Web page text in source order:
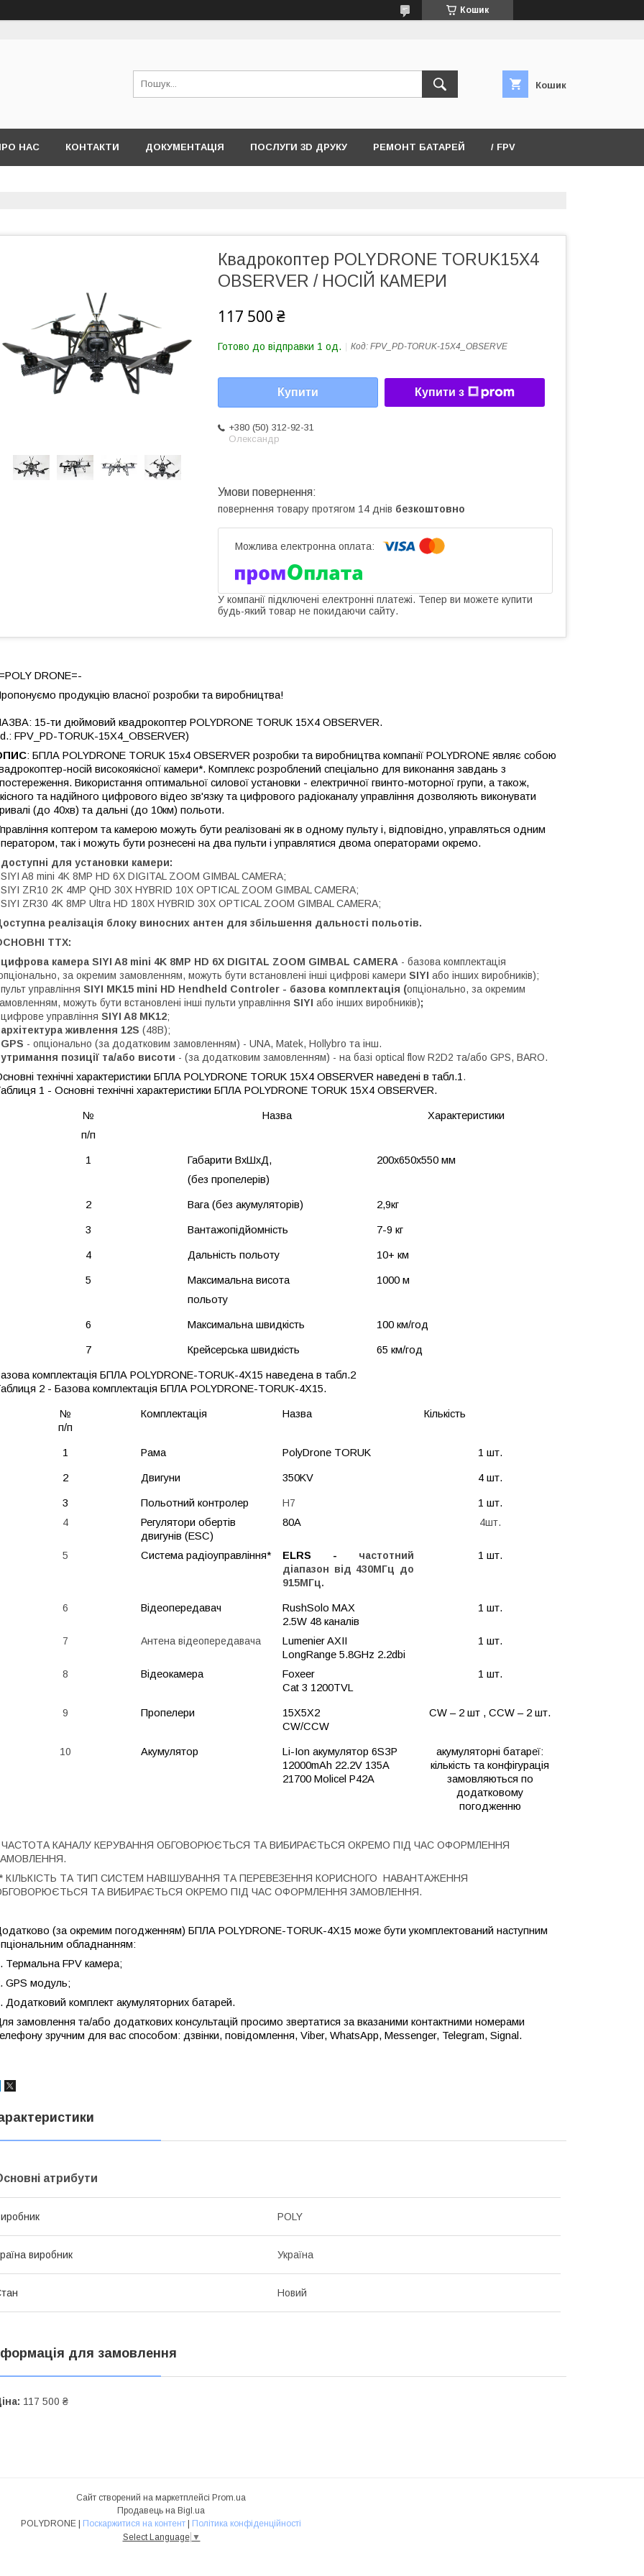
Кошик
Кошик
НАС КОНТАКТИ ДОКУМЕНТАЦІЯ ПОСЛУГИ 3D ДРУКУ РЕМОНТ БАТАРЕЙ / FPV
Квадрокоптер POLYDRONE TORUK15X4
OBSERVER / НОСІЙ КАМЕРИ
117 500 ₴
Готово до відправки 1 од. Код: FPV_PD-TORUK-15X4_OBSERVE
Купити Купити з
+380 (50) 312-92-31
Олександр
повернення товару протягом 14 днів безкоштовно
У компанії підключені електронні платежі. Тепер ви можете купити
будь-який товар не покидаючи сайту.
DRONE=-
продукцію власної розробки та виробництва!
15-ти дюймовий квадрокоптер POLYDRONE TORUK 15X4 OBSERVER.
FPV_PD-TORUK-15X4_OBSERVER)
: БПЛА POLYDRONE TORUK 15x4 OBSERVER розробки та виробництва компанії POLYDRONE являє собою
носій високоякісної камери*. Комплекс розроблений спеціально для виконання завдань з
Використання оптимальної силової установки - електричної гвинто-моторної групи, а також,
та надійного цифрового відео зв'язку та цифрового радіоканалу управління дозволяють виконувати
(до 40хв) та дальні (до 10км) польоти.
коптером та камерою можуть бути реалізовані як в одному пульту і, відповідно, управляться одним
так і можуть бути рознесені на два пульти і управлятися двома операторами окремо.
для установки камери:
A8 mini 4K 8MP HD 6X DIGITAL ZOOM GIMBAL CAMERA;
ZR10 2K 4MP QHD 30X HYBRID 10X OPTICAL ZOOM GIMBAL CAMERA;
ZR30 4K 8MP Ultra HD 180X HYBRID 30X OPTICAL ZOOM GIMBAL CAMERA;
реалізація блоку виносних антен для збільшення дальності польотів.
ТТХ:
цифрова камера SIYI A8 mini 4K 8MP HD 6X DIGITAL ZOOM GIMBAL CAMERA - базова комплектація
за окремим замовленням, можуть бути встановлені інші цифрові камери SIYI або інших виробників);
управління SIYI MK15 mini HD Hendheld Controler - базова комплектація (опціонально, за окремим
можуть бути встановлені інші пульти управління SIYI або інших виробників);
управління SIYI A8 MK12;
архітектура живлення 12S (48В);
GPS - опціонально (за додатковим замовленням) - UNA, Matek, Hollybro та інш.
утримання позиції та/або висоти - (за додатковим замовленням) - на базі optical flow R2D2 та/або GPS, BARO.
технічні характеристики БПЛА POLYDRONE TORUK 15X4 OBSERVER наведені в табл.1 .
1 - Основні технічні характеристики БПЛА POLYDRONE TORUK 15X4 OBSERVER.
№
п/п
Назва Характеристики
1
Габарити ВхШхД,
(без пропелерів)
200х650х550 мм
2 Вага (без акумуляторів) 2,9кг
3 Вантажопідйомність 7-9 кг
4 Дальність польоту 10+ км
5
Максимальна висота
польоту
1000 м
6 Максимальна швидкість 100 км/год
7 Крейсерська швидкість 65 км/год
комплектація БПЛА POLYDRONE-TORUK-4X15 наведена в табл.2
2 - Базова комплектація БПЛА POLYDRONE-TORUK-4X15.
№
п/п
Комплектація Назва Кількість
1 Рама PolyDrone TORUK 1 шт.
2 Двигуни 350KV 4 шт.
3 Польотний контролер H7
1 шт.
4
Регулятори обертів
двигунів (ESC)
80A 4шт.
5 Система радіоуправління* ELRS - частотний
діапазон від 430МГц до
915МГц.
1 шт.
6 Відеопередавач
RushSolo MAX
2.5W 48 каналів
1 шт.
7 Антена відеопередавача
Lumenier AXII
LongRange 5.8GHz 2.2dbi
1 шт.
8 Відеокамера
Foxeer
Cat 3 1200TVL
1 шт.
9 Пропелери
15X5X2
CW/CCW
CW – 2 шт , CCW – 2 шт.
10 Акумулятор
Li-Ion акумулятор 6SЗP
12000mAh 22.2V 135A
21700 Molicel P42A
акумуляторні батареї:
кількість та конфігурація
замовляються по
додатковому
погодженню
ЧАСТОТА КАНАЛУ КЕРУВАННЯ ОБГОВОРЮЄТЬСЯ ТА ВИБИРАЄТЬСЯ ОКРЕМО ПІД ЧАС ОФОРМЛЕННЯ
КІЛЬКІСТЬ ТА ТИП СИСТЕМ НАВІШУВАННЯ ТА ПЕРЕВЕЗЕННЯ КОРИСНОГО НАВАНТАЖЕННЯ
ТА ВИБИРАЄТЬСЯ ОКРЕМО ПІД ЧАС ОФОРМЛЕННЯ ЗАМОВЛЕННЯ.
(за окремим погодженням) БПЛА POLYDRONE-TORUK-4X15 може бути укомплектований наступним
обладнанням:
Термальна FPV камера;
GPS модуль;
Додатковий комплект акумуляторних батарей.
замовлення та/або додаткових консультацій просимо звертатися за вказаними контактними номерами
зручним для вас способом: дзвінки, повідомлення, Viber, WhatsApp, Messenger, Telegram, Signal.
атрибути
POLY
виробник Україна
Новий
для замовлення
117 500 ₴
Сайт створений на маркетплейсі Prom.ua
Продавець на Bigl.ua
POLYDRONE | Поскаржитися на контент | Політика конфіденційності
Select Language ▼